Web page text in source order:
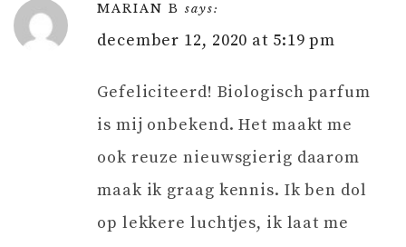
MARIAN B says:
december 12, 2020 at 5:19 pm
Gefeliciteerd! Biologisch parfum
is mij onbekend. Het maakt me
ook reuze nieuwsgierig daarom
maak ik graag kennis. Ik ben dol
op lekkere luchtjes, ik laat me